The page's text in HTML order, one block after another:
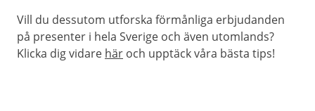
Vill du dessutom utforska förmånliga erbjudanden
på presenter i hela Sverige och även utomlands?
Klicka dig vidare här och upptäck våra bästa tips!